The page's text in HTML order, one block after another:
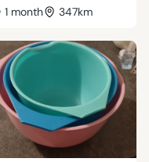
1 month 347km